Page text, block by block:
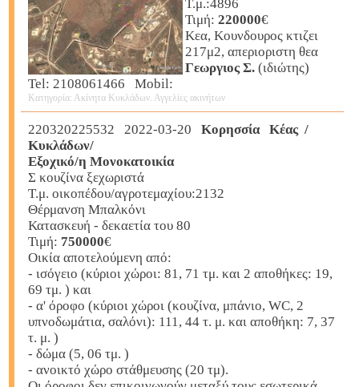
Τ.μ.:4896
Τιμή: 220000€
Κεα, Κουνδουρος κτιζει
217μ2, απεριοριστη θεα
Γεωργιος Σ.(ιδιώτης)
Tel: 2108061466 Mobil:
Κατηγορία: Ακίνητα Κυκλάδων. Αγγελίες ακινήτων
220320225532 2022-03-20
Κορησσία Κέας /
Κυκλάδων/
Εξοχικό/η Μονοκατοικία
Σ κουζίνα ξεχωριστά
Τ.μ. οικοπέδου/αγροτεμαχίου:2132
Θέρμανση Μπαλκόνι
Κατασκευή - δεκαετία του 80
Τιμή: 750000€
Οικία αποτελούμενη από:
- ισόγειο (κύριοι χώροι: 81, 71 τμ. και 2 αποθήκες: 19,
69 τμ. ) και
- α' όροφο (κύριοι χώροι (κουζίνα, μπάνιο, WC, 2
υπνοδωμάτια, σαλόνι): 111, 44 τ. μ. και αποθήκη: 7, 37
τ. μ. )
- δώμα (5, 06 τμ. )
- ανοικτό χώρο στάθμευσης (20 τμ).